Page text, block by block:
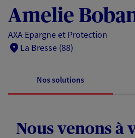
Amelie
AXA Epargne et Protection
La Bresse (88)
Nos solutions
Nous venons à